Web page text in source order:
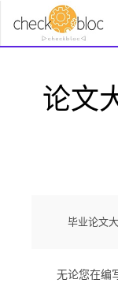
论文
毕业论文
无论您在编写